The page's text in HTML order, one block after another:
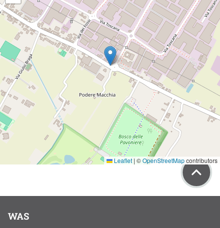
Leaflet | ©OpenStreetMapcontributors
WAS